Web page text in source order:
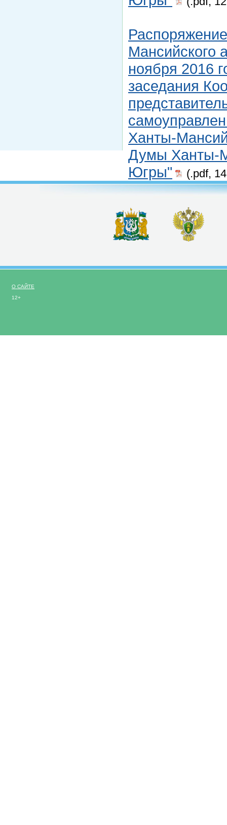
Мансийского
ноября 2016
заседания
Ханты-
Думы Ханты-
Югры"
(.pdf,
О САЙТЕ
12+